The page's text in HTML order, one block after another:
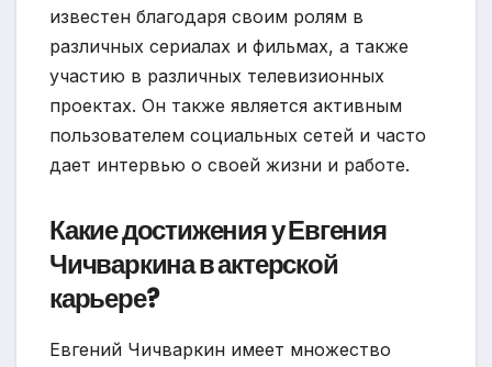
известен благодаря своим ролям в
различных сериалах и фильмах, а также
участию в различных телевизионных
проектах. Он также является активным
пользователем социальных сетей и часто
дает интервью о своей жизни и работе.
Какие достижения у Евгения
Чичваркина в актерской
карьере?
Евгений Чичваркин имеет множество